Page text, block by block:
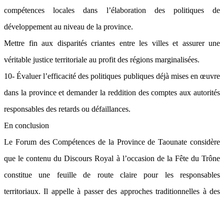
compétences locales dans l’élaboration des politiques de
développement au niveau de la province.
Mettre fin aux disparités criantes entre les villes et assurer une
véritable justice territoriale au profit des régions marginalisées.
10- Évaluer l’efficacité des politiques publiques déjà mises en œuvre
dans la province et demander la reddition des comptes aux autorités
responsables des retards ou défaillances.
En conclusion
Le Forum des Compétences de la Province de Taounate considère
que le contenu du Discours Royal à l’occasion de la Fête du Trône
constitue une feuille de route claire pour les responsables
territoriaux. Il appelle à passer des approches traditionnelles à des